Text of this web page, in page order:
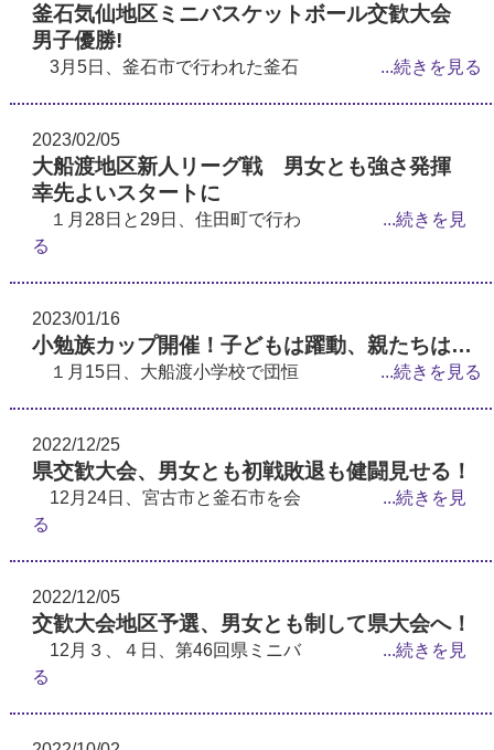
釜石気仙地区ミニバスケットボール交歓大会
男子優勝!
3月5日、釜石市で行われた釜石 ...続きを見る
2023/02/05
大船渡地区新人リーグ戦 男女とも強さ発揮
幸先よいスタートに
１月28日と29日、住田町で行わ
...続きを見
る
2023/01/16
小勉族カップ開催！子どもは躍動、親たちは…
１月15日、大船渡小学校で団恒 ...続きを見る
2022/12/25
県交歓大会、男女とも初戦敗退も健闘見せる！
12月24日、宮古市と釜石市を会
...続きを見
る
2022/12/05
交歓大会地区予選、男女とも制して県大会へ！
12月３、４日、第46回県ミニバ
...続きを見
る